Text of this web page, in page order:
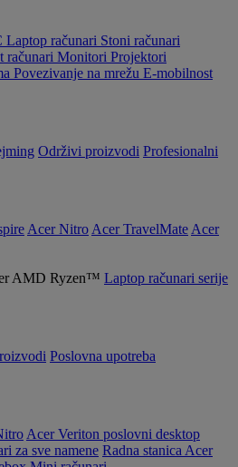
Laptop računari Stoni računari
računari Monitori Projektori
Povezivanje na mrežu E-mobilnost
Održivi proizvodi Profesionalni
Acer Nitro Acer TravelMate Acer
Laptop računari serije
Poslovna upotreba
Acer Veriton poslovni desktop
za sve namene Radna stanica Acer